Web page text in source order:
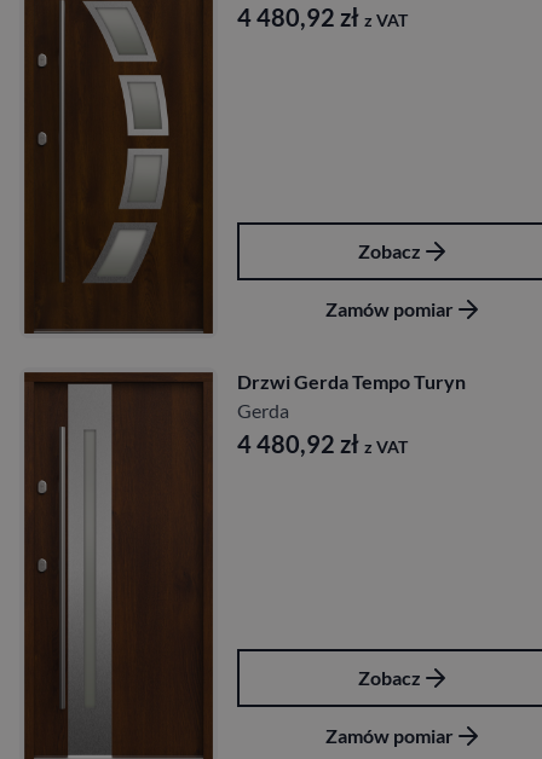
4 480,92 zł z VAT
Zobacz
Zamów pomiar
Drzwi Gerda Tempo Turyn
Gerda
4 480,92 zł z VAT
Zobacz
Zamów pomiar